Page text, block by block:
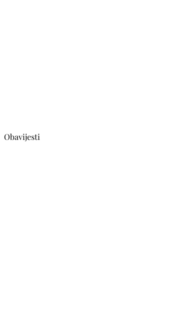
Obavijesti